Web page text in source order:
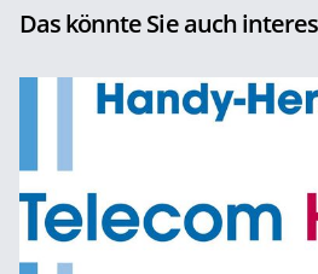
Das könnte Sie auch